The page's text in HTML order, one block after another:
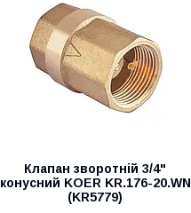
Клапан зворотній 3/4"
конусний KOER KR.176-20.WN
(KR5779)